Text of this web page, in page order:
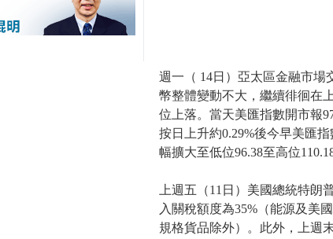
週一（ 14日）亞太區金融市場
幣整體變動不大，繼續徘徊在
位上落。當天美匯指數開市報
按日上升約0.29%後今早美匯
幅擴大至低位96.38至高位
上週五（11日）美國總統特朗
入關稅額度為35%（能源及美
規格貨品除外）。此外，上週